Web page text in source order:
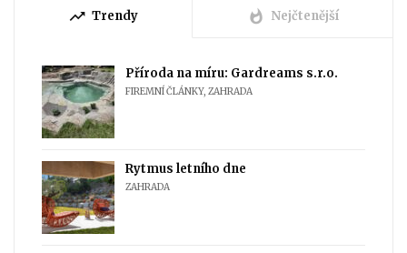
trending_up Trendy whatshot Nejčtenější
Příroda na míru: Gardreams s.r.o.
FIREMNÍ ČLÁNKY, ZAHRADA
Rytmus letního dne
ZAHRADA